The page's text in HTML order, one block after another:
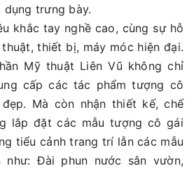
trưng bày.
khắc tay nghề cao, cùng sự hỗ
thiết bị, máy móc hiện đại.
Mỹ thuật Liên Vũ không chỉ
cấp các tác phẩm tượng cô
Mà còn nhận thiết kế, chế
lắp đặt các mẫu tượng cô gái
tiểu cảnh trang trí lẫn các mẫu
như: Đài phun nước sân vườn,